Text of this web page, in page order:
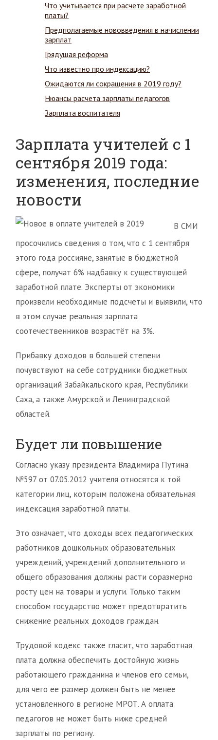
Что учитывается при расчете заработной
платы?
Предполагаемые нововведения в начислении
зарплат
Грядущая реформа
Что известно про индексацию?
Ожидаются ли сокращения в 2019 году?
Нюансы расчета зарплаты педагогов
Зарплата воспитателя
Зарплата учителей с 1
сентября 2019 года:
изменения, последние
новости
В СМИ
просочились сведения о том, что с 1 сентября
этого года россияне, занятые в бюджетной
сфере, получат 6% надбавку к существующей
заработной плате. Эксперты от экономики
произвели необходимые подсчёты и выявили, что
в этом случае реальная зарплата
соотечественников возрастёт на 3%.
Прибавку доходов в большей степени
почувствуют на себе сотрудники бюджетных
организаций Забайкальского края, Республики
Саха, а также Амурской и Ленинградской
областей.
Будет ли повышение
Согласно указу президента Владимира Путина
№597 от 07.05.2012 учителя относятся к той
категории лиц, которым положена обязательная
индексация заработной платы.
Это означает, что доходы всех педагогических
работников дошкольных образовательных
учреждений, учреждений дополнительного и
общего образования должны расти соразмерно
росту цен на товары и услуги. Только таким
способом государство может предотвратить
снижение реальных доходов граждан.
Трудовой кодекс также гласит, что заработная
плата должна обеспечить достойную жизнь
работающего гражданина и членов его семьи,
для чего ее размер должен быть не менее
установленного в регионе МРОТ. А оплата
педагогов не может быть ниже средней
зарплаты по региону.